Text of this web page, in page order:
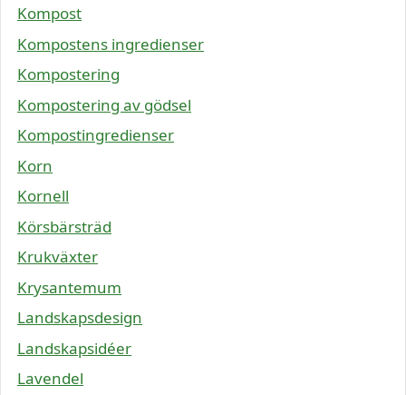
Kompost
Kompostens ingredienser
Kompostering
Kompostering av gödsel
Kompostingredienser
Korn
Kornell
Körsbärsträd
Krukväxter
Krysantemum
Landskapsdesign
Landskapsidéer
Lavendel